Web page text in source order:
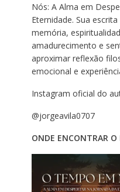
Nós: A Alma em
Eternidade. Sua
memória,
amadurecimento e
aproximar reflexão
emocional e
Instagram oficial do
@jorgeavila0707
ONDE ENCONTRAR O